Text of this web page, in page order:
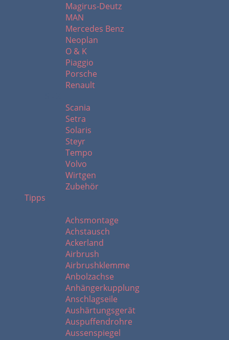
Magirus-Deutz
MAN
Mercedes Benz
Neoplan
O & K
Piaggio
Porsche
Renault
Scania
Setra
Solaris
Steyr
Tempo
Volvo
Wirtgen
Zubehör
Tipps
Achsmontage
Achstausch
Ackerland
Airbrush
Airbrushklemme
Anbolzachse
Anhängerkupplung
Anschlagseile
Aushärtungsgerät
Auspuffendrohre
Aussenspiegel